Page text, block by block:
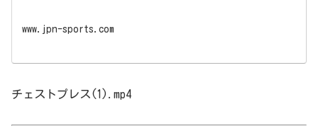
www.jpn-sports.com
チェストプレス(1).mp4